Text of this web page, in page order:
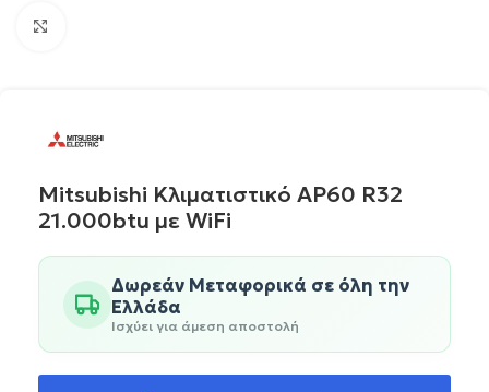
Mitsubishi Κλιματιστικό AP60 R32
21.000btu με WiFi
Δωρεάν Μεταφορικά σε όλη την
Ελλάδα
Ισχύει για άμεση αποστολή